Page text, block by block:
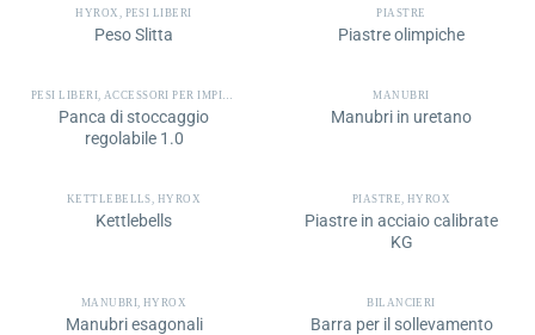
HYROX , PESI LIBERI
Peso Slitta
PIASTRE
Piastre olimpiche
PESI LIBERI, ACCESSORI PER IMPIANTI E CREMAGLIERE
Panca di stoccaggio
regolabile 1.0
MANUBRI
Manubri in uretano
KETTLEBELLS, HYROX
Kettlebells
PIASTRE, HYROX
Piastre in acciaio calibrate
KG
MANUBRI, HYROX
Manubri esagonali
BILANCIERI
Barra per il sollevamento